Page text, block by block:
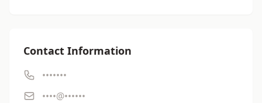
Contact Information
•••••••
••••@••••••